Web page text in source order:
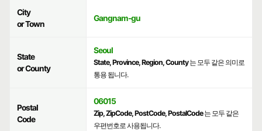
City
or Town
Gangnam-gu
State
or County
Seoul
State, Province, Region, County는 모두 같은 의미로
통용 됩니다.
Postal
Code
06015
Zip, ZipCode, PostCode, PostalCode는 모두 같은
우편번호로 사용됩니다.